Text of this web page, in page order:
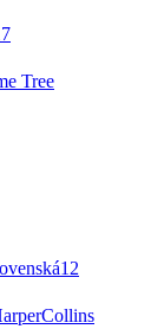
Tree
12